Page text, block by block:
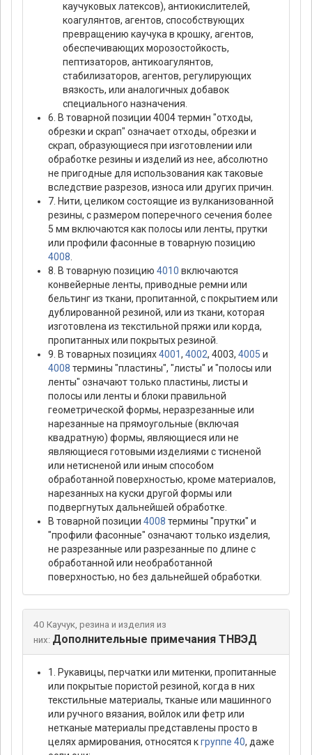
каучуковых латексов), антиокислителей,
коагулянтов, агентов, способствующих
превращению каучука в крошку, агентов,
обеспечивающих морозостойкость,
пептизаторов, антикоагулянтов,
стабилизаторов, агентов, регулирующих
вязкость, или аналогичных добавок
специального назначения.
6. В товарной позиции 4004 термин "отходы,
обрезки и скрап" означает отходы, обрезки и
скрап, образующиеся при изготовлении или
обработке резины и изделий из нее, абсолютно
не пригодные для использования как таковые
вследствие разрезов, износа или других причин.
7. Нити, целиком состоящие из вулканизованной
резины, с размером поперечного сечения более
5 мм включаются как полосы или ленты, прутки
или профили фасонные в товарную позицию
4008
8. В товарную позицию 4010 включаются
конвейерные ленты, приводные ремни или
бельтинг из ткани, пропитанной, с покрытием или
дублированной резиной, или из ткани, которая
изготовлена из текстильной пряжи или корда,
пропитанных или покрытых резиной.
9. В товарных позициях4001, 4002, 4003, 4005 и
4008 термины "пластины", "листы" и "полосы или
ленты" означают только пластины, листы и
полосы или ленты и блоки правильной
геометрической формы, неразрезанные или
нарезанные на прямоугольные (включая
квадратную) формы, являющиеся или не
являющиеся готовыми изделиями с тисненой
или нетисненой или иным способом
обработанной поверхностью, кроме материалов,
нарезанных на куски другой формы или
подвергнутых дальнейшей обработке.
В товарной позиции 4008 термины "прутки" и
"профили фасонные" означают только изделия,
не разрезанные или разрезанные по длине с
обработанной или необработанной
поверхностью, но без дальнейшей обработки.
40 Каучук, резина и изделия из
них: Дополнительные примечания ТНВЭД
1. Рукавицы, перчатки или митенки, пропитанные
или покрытые пористой резиной, когда в них
текстильные материалы, тканые или машинного
или ручного вязания, войлок или фетр или
нетканые материалы представлены просто в
целях армирования, относятся кгруппе 40, даже